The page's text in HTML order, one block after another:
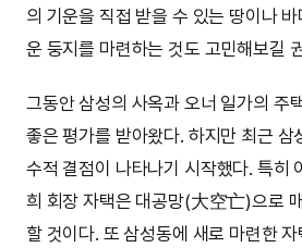
의 기운을 직접 받을 수 있는 땅이나
운 둥지를 마련하는 것도 고민해보길
그동안 삼성의 사옥과 오너 일가의 주
좋은 평가를 받아왔다. 하지만 최근 삼
수적 결점이 나타나기 시작했다. 특히
희 회장 자택은 대공망(大空亡)으로
할 것이다. 또 삼성동에 새로 마련한